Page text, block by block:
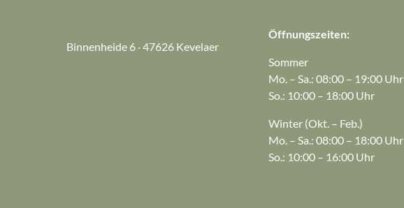
Binnenheide 6 · 47626 Kevelaer
Öffnungszeiten:
Sommer
Mo. – Sa.: 08:00 – 19:00 Uhr
So.: 10:00 – 18:00 Uhr
Winter (Okt. – Feb.)
Mo. – Sa.: 08:00 – 18:00 Uhr
So.: 10:00 – 16:00 Uhr